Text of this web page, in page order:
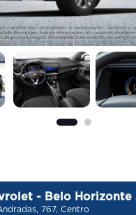
- Belo Horizonte
767, Centro